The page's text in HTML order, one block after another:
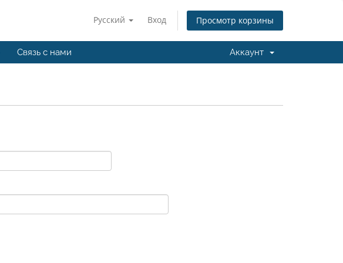
Русский Вход Просмотр корзины
Связь с нами Аккаунт